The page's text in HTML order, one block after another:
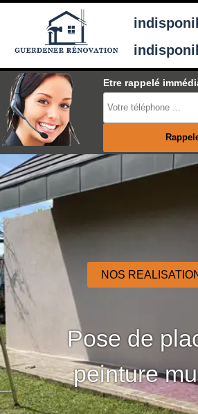
Etre rappelé
NOS
Pose de
peinture